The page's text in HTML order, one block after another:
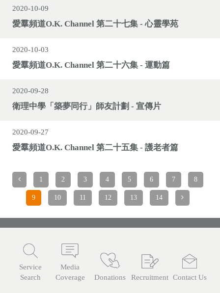
2020-10-09
愛羣頻道O.K. Channel 第二十七集 - 心靈學苑
2020-10-03
愛羣頻道O.K. Channel 第二十六集 - 運動篇
2020-09-28
衛理中學「築夢同行」師友計劃 - 宣傳片
2020-09-27
愛羣頻道O.K. Channel 第二十五集 - 護老者篇
1 2 3 4 5 6 7 8
9 10 11 12 13 14
Service
Search
Media
Coverage
Donations Recruitment Contact Us